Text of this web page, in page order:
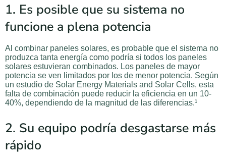
1. Es posible que su sistema no
funcione a plena potencia
Al combinar paneles solares, es probable que el sistema no
produzca tanta energía como podría si todos los paneles
solares estuvieran combinados. Los paneles de mayor
potencia se ven limitados por los de menor potencia. Según
un estudio de Solar Energy Materials and Solar Cells, esta
falta de combinación puede reducir la eficiencia en un 10-
40%, dependiendo de la magnitud de las diferencias.¹
2. Su equipo podría desgastarse más
rápido